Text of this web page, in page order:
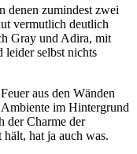
denen zumindest zwei
vermutlich deutlich
Gray und Adira, mit
leider selbst nichts
aus den Wänden
im Hintergrund
der Charme der
hat ja auch was.